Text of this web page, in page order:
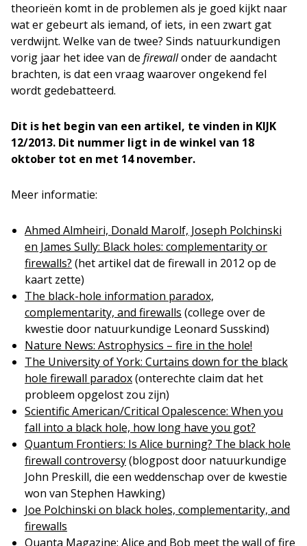
theorieën komt in de problemen als je goed kijkt naar
wat er gebeurt als iemand, of iets, in een zwart gat
verdwijnt. Welke van de twee? Sinds natuurkundigen
vorig jaar het idee van de firewallonder de aandacht
brachten, is dat een vraag waarover ongekend fel
wordt gedebatteerd.
Dit is het begin van een artikel, te vinden in KIJK
12/2013. Dit nummer ligt in de winkel van 18
oktober tot en met 14 november.
Meer informatie:
Ahmed Almheiri, Donald Marolf, Joseph Polchinski
en James Sully: Black holes: complementarity or
firewalls? (het artikel dat de firewall in 2012 op de
kaart zette)
The black-hole information paradox,
complementarity, and firewalls (college over de
kwestie door natuurkundige Leonard Susskind)
Nature News: Astrophysics – fire in the hole!
The University of York: Curtains down for the black
hole firewall paradox(onterechte claim dat het
probleem opgelost zou zijn)
Scientific American/Critical Opalescence: When you
fall into a black hole, how long have you got?
Quantum Frontiers: Is Alice burning? The black hole
firewall controversy(blogpost door natuurkundige
John Preskill, die een weddenschap over de kwestie
won van Stephen Hawking)
Joe Polchinski on black holes, complementarity, and
firewalls
Quanta Magazine: Alice and Bob meet the wall of fire